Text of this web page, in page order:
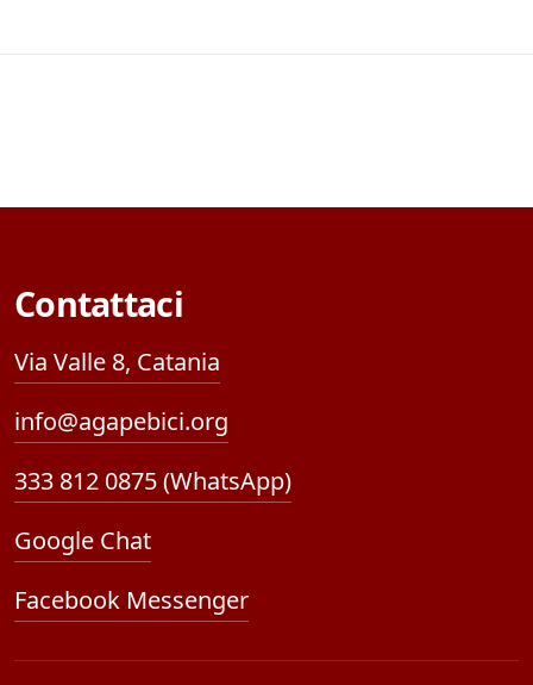
Contattaci
Via Valle 8, Catania
info@agapebici.org
333 812 0875 (WhatsApp)
Google Chat
Facebook Messenger